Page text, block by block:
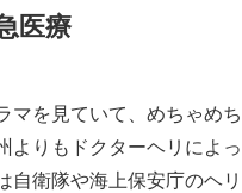
医療
マを見ていて、めちゃめ
よりもドクターヘリによ
自衛隊や海上保安庁のヘ